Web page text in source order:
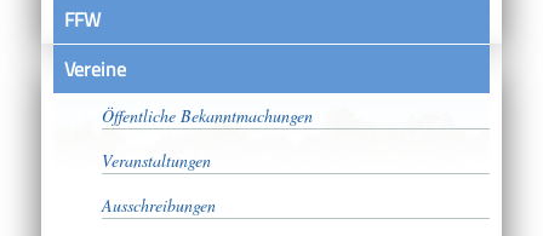
FFW
VereineSatzungen
Öffentliche Bekanntmachungen
Veranstaltungen
Ausschreibungen